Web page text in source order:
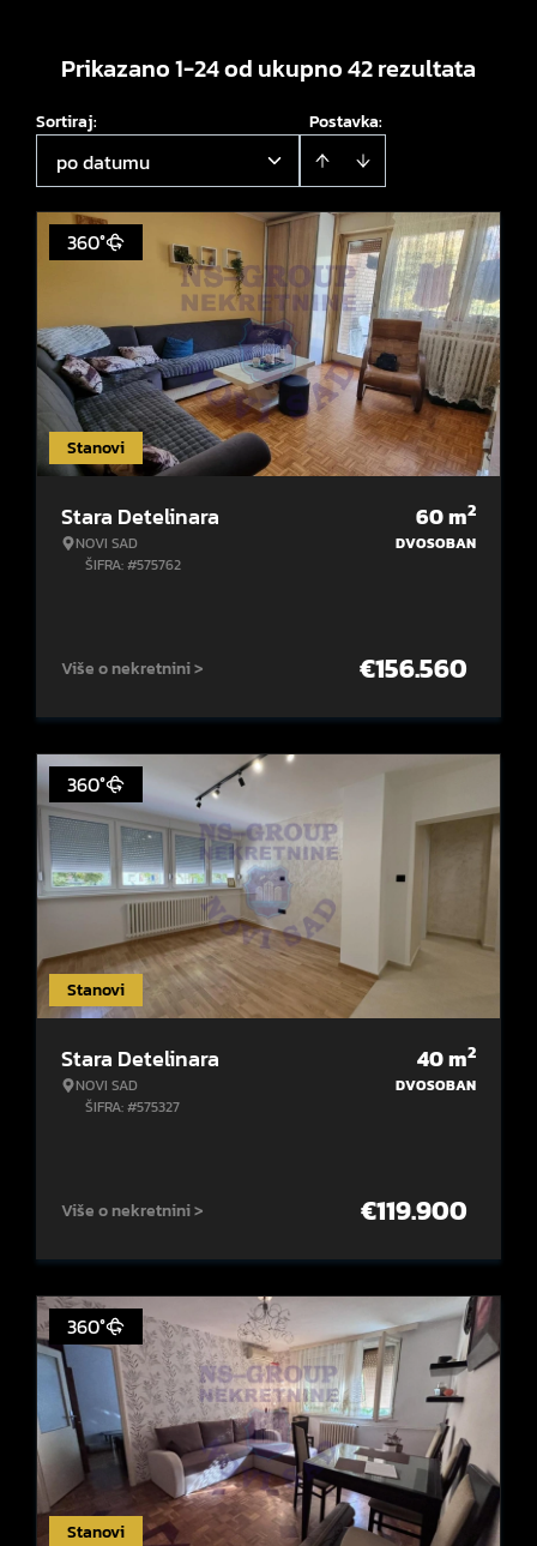
Prikazano 1-24 od ukupno 42 rezultata
Postavka:
Sortiraj:
po datumu
Stanovi
360°
Stara Detelinara
NOVI SAD
ŠIFRA: #575762
60m2
DVOSOBAN
Više o nekretnini > €156.560
Stanovi
360°
Stara Detelinara
NOVI SAD
ŠIFRA: #575327
40m2
DVOSOBAN
Više o nekretnini > €119.900
Stanovi
360°